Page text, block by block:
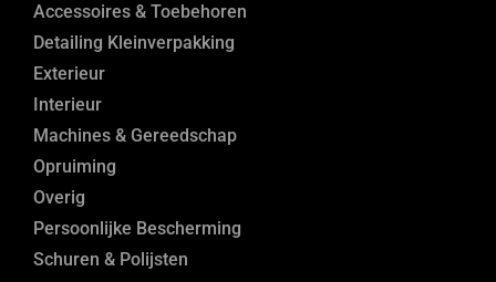
Accessoires & Toebehoren
Detailing Kleinverpakking
Exterieur
Interieur
Machines & Gereedschap
Opruiming
Overig
Persoonlijke Bescherming
Schuren & Polijsten